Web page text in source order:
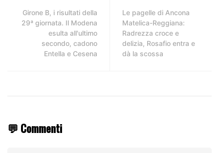
Girone B, i risultati della
29ª giornata. Il Modena
esulta all'ultimo
secondo, cadono
Entella e Cesena
Le pagelle di Ancona
Matelica-Reggiana:
Radrezza croce e
delizia, Rosafio entra e
dà la scossa
💬 Commenti